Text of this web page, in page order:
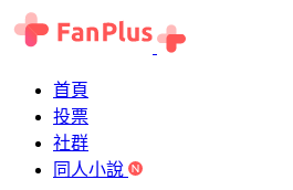
首頁
投票
社群
同人小說